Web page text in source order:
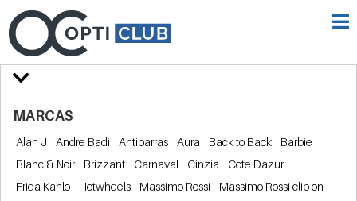
MARCAS
Alan J Andre Badi Antiparras Aura Back to Back
Barbie
Blanc & Noir
Brizzant Carnaval Cinzia
Cote Dazur
Frida Kahlo
Hotwheels Massimo Rossi
Massimo Rossi clip on